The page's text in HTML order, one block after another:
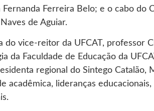
Fernanda Ferreira Belo; e o cabo do
de Aguiar.
do vice-reitor da UFCAT, professor
da Faculdade de Educação da
regional do Sintego Catalão,
acadêmica, lideranças educacionais,